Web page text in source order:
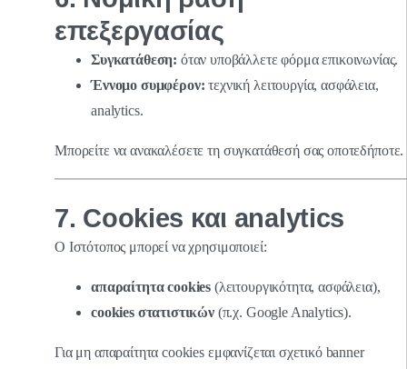
επεξεργασίας
Συγκατάθεση: όταν υποβάλλετε φόρμα επικοινωνίας.
Έννομο συμφέρον: τεχνική λειτουργία, ασφάλεια,
analytics.
Μπορείτε να ανακαλέσετε τη συγκατάθεσή σας οποτεδήποτε.
7. Cookies και analytics
Ο Ιστότοπος μπορεί να χρησιμοποιεί:
απαραίτητα cookies (λειτουργικότητα, ασφάλεια),
cookies στατιστικών(π.χ. Google Analytics).
Για μη απαραίτητα cookies εμφανίζεται σχετικό banner